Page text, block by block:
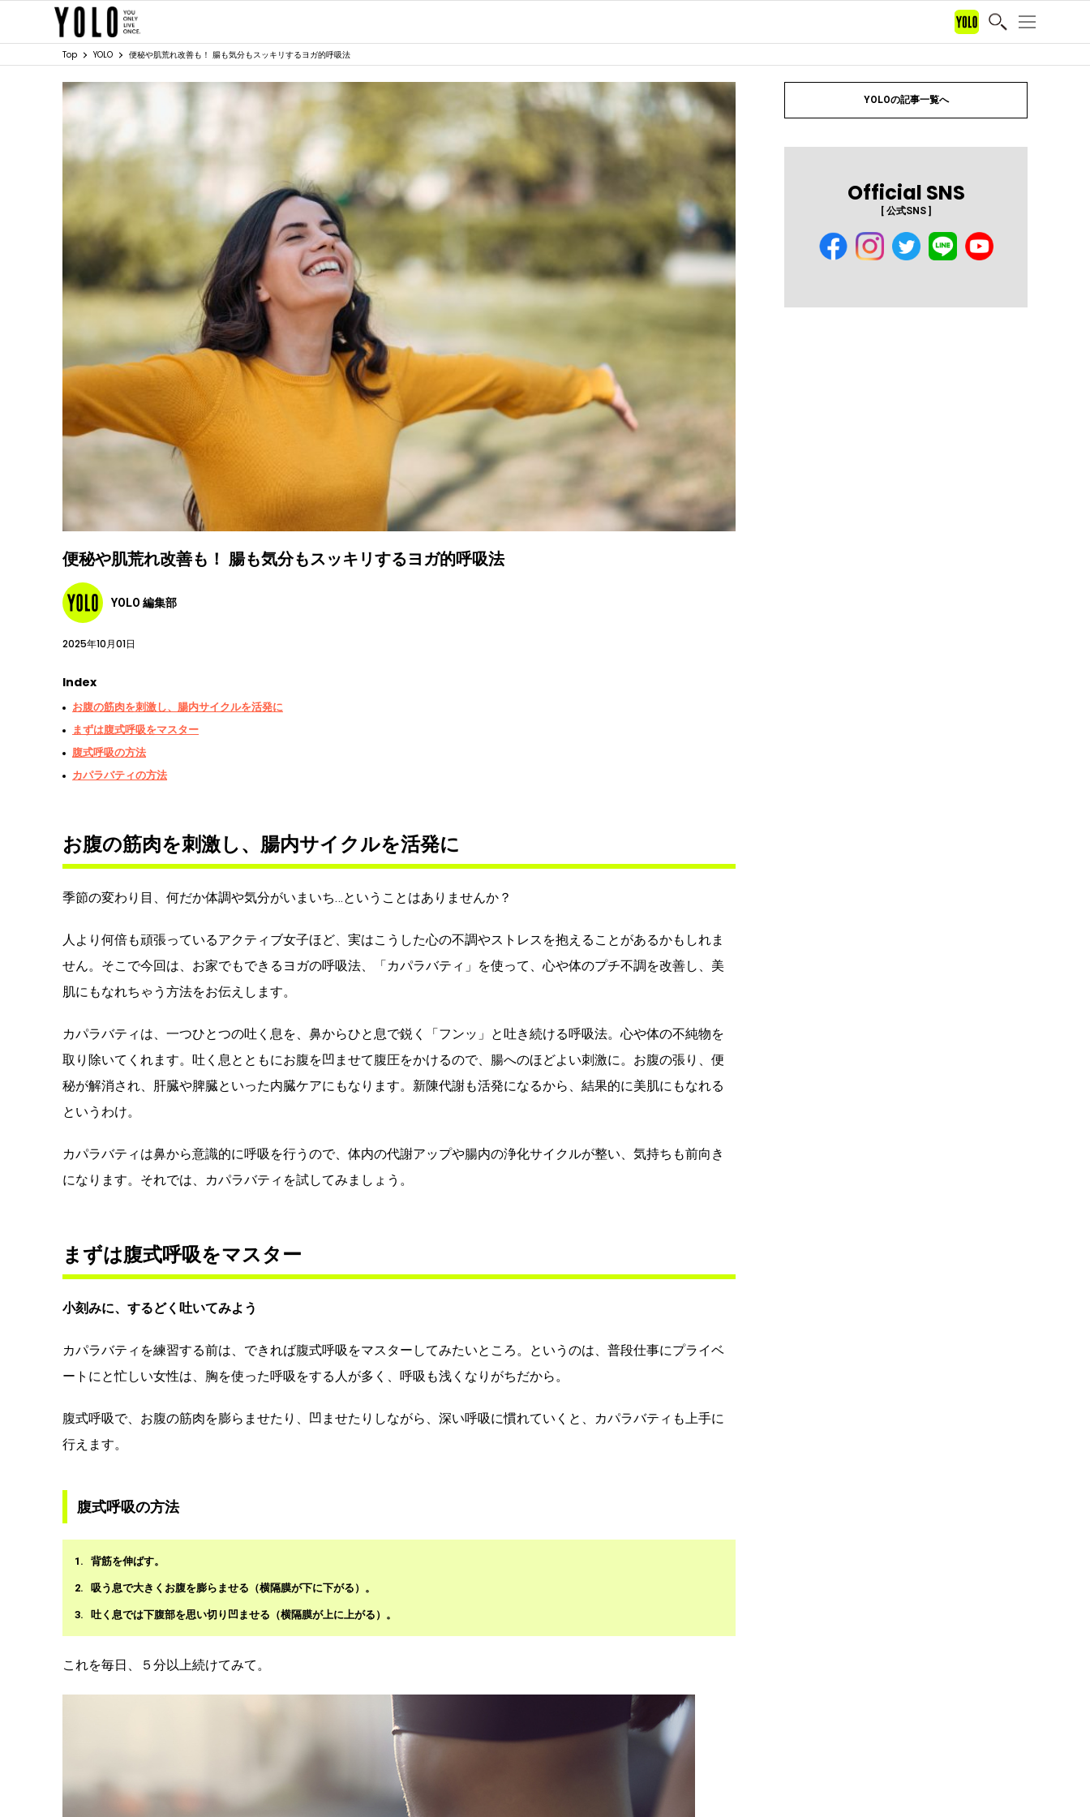
Top YOLO 便秘や肌荒れ改善も！ 腸も気分もスッキリするヨガ的呼吸法
便秘や肌荒れ改善も！ 腸も気分もスッキリするヨガ的呼吸法
YOLO 編集部
2025年10月01日
Index
お腹の筋肉を刺激し、腸内サイクルを活発に
まずは腹式呼吸をマスター
腹式呼吸の方法
カパラバティの方法
お腹の筋肉を刺激し、腸内サイクルを活発に
季節の変わり目、何だか体調や気分がいまいち…ということはありませんか？
人より何倍も頑張っているアクティブ女子ほど、実はこうした心の不調やストレスを抱えることがあるかもしれま
せん。そこで今回は、お家でもできるヨガの呼吸法、「カパラバティ」を使って、心や体のプチ不調を改善し、美
肌にもなれちゃう方法をお伝えします。
カパラバティは、一つひとつの吐く息を、鼻からひと息で鋭く「フンッ」と吐き続ける呼吸法。心や体の不純物を
取り除いてくれます。吐く息とともにお腹を凹ませて腹圧をかけるので、腸へのほどよい刺激に。お腹の張り、便
秘が解消され、肝臓や脾臓といった内臓ケアにもなります。新陳代謝も活発になるから、結果的に美肌にもなれる
というわけ。
カパラバティは鼻から意識的に呼吸を行うので、体内の代謝アップや腸内の浄化サイクルが整い、気持ちも前向き
になります。それでは、カパラバティを試してみましょう。
まずは腹式呼吸をマスター
小刻みに、するどく吐いてみよう
カパラバティを練習する前は、できれば腹式呼吸をマスターしてみたいところ。というのは、普段仕事にプライベ
ートにと忙しい女性は、胸を使った呼吸をする人が多く、呼吸も浅くなりがちだから。
腹式呼吸で、お腹の筋肉を膨らませたり、凹ませたりしながら、深い呼吸に慣れていくと、カパラバティも上手に
行えます。
腹式呼吸の方法
背筋を伸ばす。
吸う息で大きくお腹を膨らませる（横隔膜が下に下がる）。
吐く息では下腹部を思い切り凹ませる（横隔膜が上に上がる）。
これを毎日、５分以上続けてみて。
YOLOの記事一覧へ
Official SNS
[ 公式SNS ]